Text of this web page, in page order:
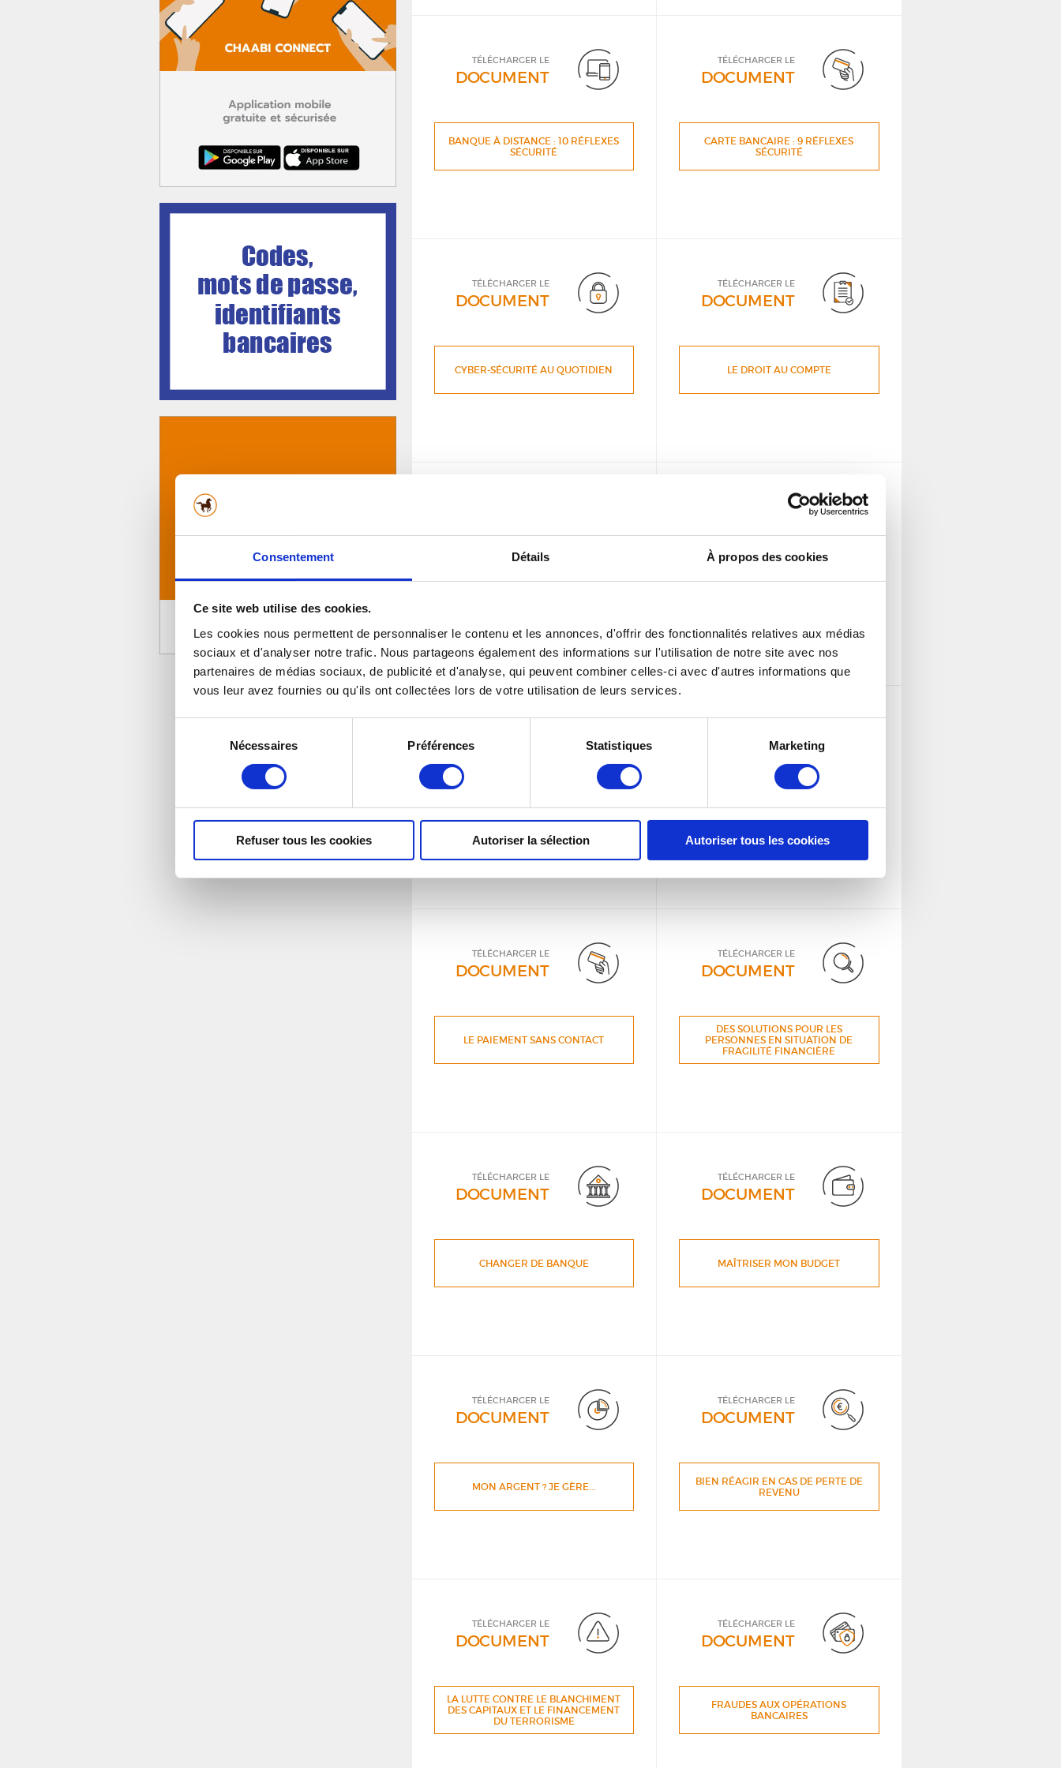
Consentement Détails À propos des cookies
Ce site web utilise des cookies.
Les cookies nous permettent de personnaliser le contenu et les annonces, d'offrir des fonctionnalités relatives aux médias
sociaux et d'analyser notre trafic. Nous partageons également des informations sur l'utilisation de notre site avec nos
partenaires de médias sociaux, de publicité et d'analyse, qui peuvent combiner celles-ci avec d'autres informations que
vous leur avez fournies ou qu'ils ont collectées lors de votre utilisation de leurs services.
consentement
Nécessaires Préférences Statistiques Marketing
Refuser tous les cookies Autoriser la sélection Autoriser tous les cookies
TÉLÉCHARGER LE
DOCUMENT
BANQUE À DISTANCE : 10 RÉFLEXES
SÉCURITÉ
TÉLÉCHARGER LE
DOCUMENT
CARTE BANCAIRE : 9 RÉFLEXES
SÉCURITÉ
TÉLÉCHARGER LE
DOCUMENT
CYBER-SÉCURITÉ AU QUOTIDIEN
TÉLÉCHARGER LE
DOCUMENT
LE DROIT AU COMPTE
TÉLÉCHARGER LE
DOCUMENT DOCUMENT
QUE DEVIENT L’ARGENT DES
COMPTES INACTIFS ?
TÉLÉCHARGER LE
DOCUMENT
LE PAIEMENT SANS CONTACT
TÉLÉCHARGER LE
DOCUMENT
DES SOLUTIONS POUR LES
PERSONNES EN SITUATION DE
FRAGILITÉ FINANCIÈRE
TÉLÉCHARGER LE
DOCUMENT
CHANGER DE BANQUE
TÉLÉCHARGER LE
DOCUMENT
MAÎTRISER MON BUDGET
TÉLÉCHARGER LE
DOCUMENT
MON ARGENT ? JE GÈRE...
TÉLÉCHARGER LE
DOCUMENT
BIEN RÉAGIR EN CAS DE PERTE DE
REVENU
TÉLÉCHARGER LE
DOCUMENT
LA LUTTE CONTRE LE BLANCHIMENT
DES CAPITAUX ET LE FINANCEMENT
DU TERRORISME
TÉLÉCHARGER LE
DOCUMENT
FRAUDES AUX OPÉRATIONS
BANCAIRES